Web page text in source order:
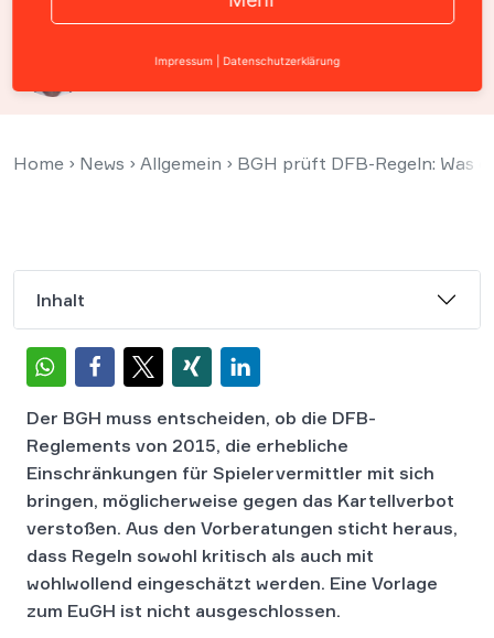
01. März 2023
Home › News › Allgemein › BGH prüft DFB-Regeln: Was
Inhalt
Der BGH muss entscheiden, ob die DFB-
Reglements von 2015, die erhebliche
Einschränkungen für Spielervermittler mit sich
bringen, möglicherweise gegen das Kartellverbot
verstoßen. Aus den Vorberatungen sticht heraus,
dass Regeln sowohl kritisch als auch mit
wohlwollend eingeschätzt werden. Eine Vorlage
zum EuGH ist nicht ausgeschlossen.
Impressum Datenschutzerklärung